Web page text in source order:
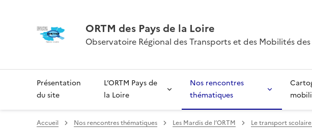
ORTM des Pays de la Loire
Observatoire Régional des Transports et des Mobilités des
Présentation
du site
L’ORTM Pays de
la Loire
Nos rencontres
thématiques
Accueil Nos rencontres thématiques Les Mardis de l’ORTM Le transport